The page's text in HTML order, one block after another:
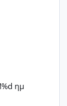
%d ημ